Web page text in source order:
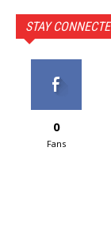
STAY
0
Fans